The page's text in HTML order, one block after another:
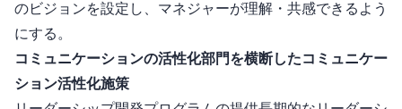
のビジョンを設定し、マネジャーが理解・共感できるよう
にする。
コミュニケーションの活性化: 部門を横断したコミュニケー
ション活性化施策